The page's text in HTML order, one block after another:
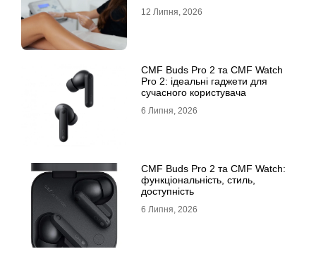
12 Липня, 2026
CMF Buds Pro 2 та CMF Watch
Pro 2: ідеальні гаджети для
сучасного користувача
6 Липня, 2026
CMF Buds Pro 2 та CMF Watch:
функціональність, стиль,
доступність
6 Липня, 2026